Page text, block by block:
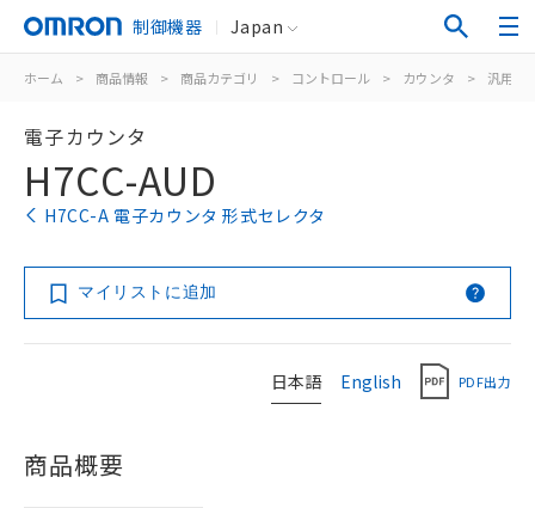
制御機器 Japan
ホーム > 商品情報 > 商品カテゴリ > コントロール > カウンタ > 汎用電
電子カウンタ
H7CC-AUD
H7CC-A 電子カウンタ 形式セレクタ
マイリストに追加
日本語 English PDF出力
商品概要